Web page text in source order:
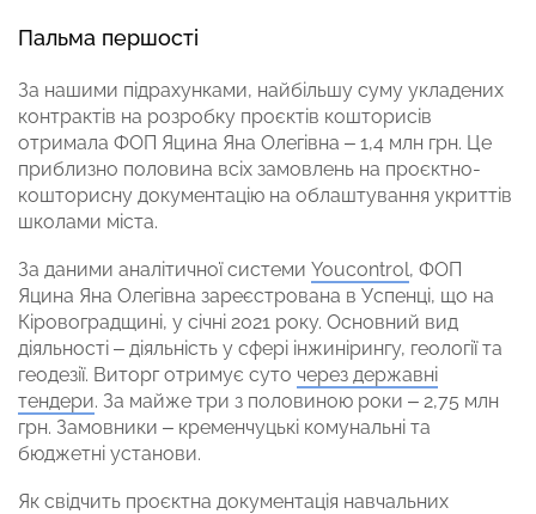
Пальма першості
За нашими підрахунками, найбільшу суму укладених
контрактів на розробку проєктів кошторисів
отримала ФОП Яцина Яна Олегівна – 1,4 млн грн. Це
приблизно половина всіх замовлень на проєктно-
кошторисну документацію на облаштування укриттів
школами міста.
За даними аналітичної системи Youcontrol, ФОП
Яцина Яна Олегівна зареєстрована в Успенці, що на
Кіровоградщині, у січні 2021 року. Основний вид
діяльності – діяльність у сфері інжинірингу, геології та
геодезії. Виторг отримує суто через державні
тендери. За майже три з половиною роки – 2,75 млн
грн. Замовники – кременчуцькі комунальні та
бюджетні установи.
Як свідчить проєктна документація навчальних